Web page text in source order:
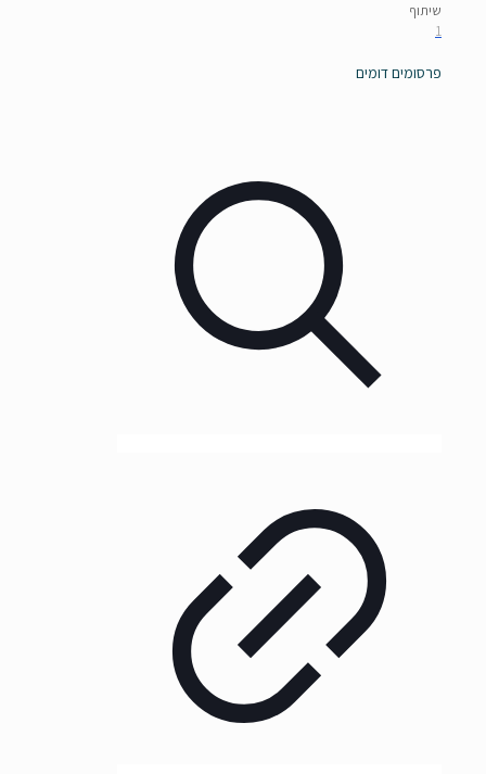
שיתוף
1
פרסומים דומים